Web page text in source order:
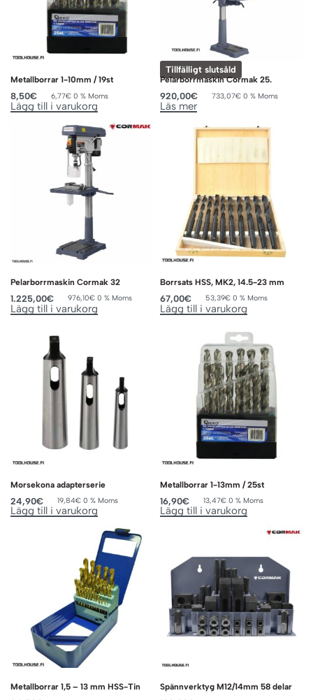
Metallborrar 1-10mm / 19st
8,50€ 6,77€ 0 % Moms
Lägg till i varukorg
Tillfälligt slutsåld
Pelarborrmaskin Cormak 25.
920,00€ 733,07€ 0 % Moms
Läs mer
Pelarborrmaskin Cormak 32
1.225,00€ 976,10€ 0 % Moms
Lägg till i varukorg
Borrsats HSS, MK2, 14.5-23 mm
67,00€ 53,39€ 0 % Moms
Lägg till i varukorg
Morsekona adapterserie
24,90€ 19,84€ 0 % Moms
Lägg till i varukorg
Metallborrar 1-13mm / 25st
16,90€ 13,47€ 0 % Moms
Lägg till i varukorg
Metallborrar 1,5 – 13 mm HSS-Tin
Spännverktyg M12/14mm 58 delar